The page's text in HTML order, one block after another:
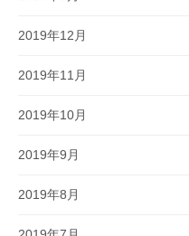
2019年12月
2019年11月
2019年10月
2019年9月
2019年8月